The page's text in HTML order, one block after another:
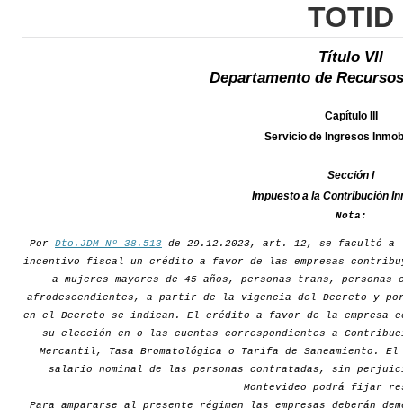
TOTID
Título VII
Departamento de
Capítulo III
Servicio de Ingresos
Sección I
Impuesto a la Contribución
Nota:
Por Dto.JDM Nº 38.513 de 29.12.2023, art. 12, se facultó a
incentivo fiscal un crédito a favor de las empresas
a mujeres mayores de 45 años, personas trans,
afrodescendientes, a partir de la vigencia del Decreto y
en el Decreto se indican. El crédito a favor de la empresa
su elección en o las cuentas correspondientes a
Mercantil, Tasa Bromatológica o Tarifa de Saneamiento.
salario nominal de las personas contratadas, sin
Montevideo podrá fijar
Para ampararse al presente régimen las empresas deberán